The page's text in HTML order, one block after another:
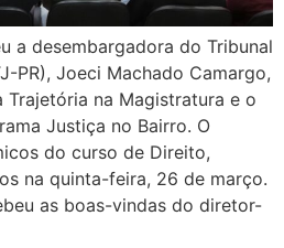
a desembargadora do Tribunal
PR), Joeci Machado Camargo,
na Magistratura e o
Justiça no Bairro. O
do curso de Direito,
na quinta-feira, 26 de março.
as boas-vindas do diretor-